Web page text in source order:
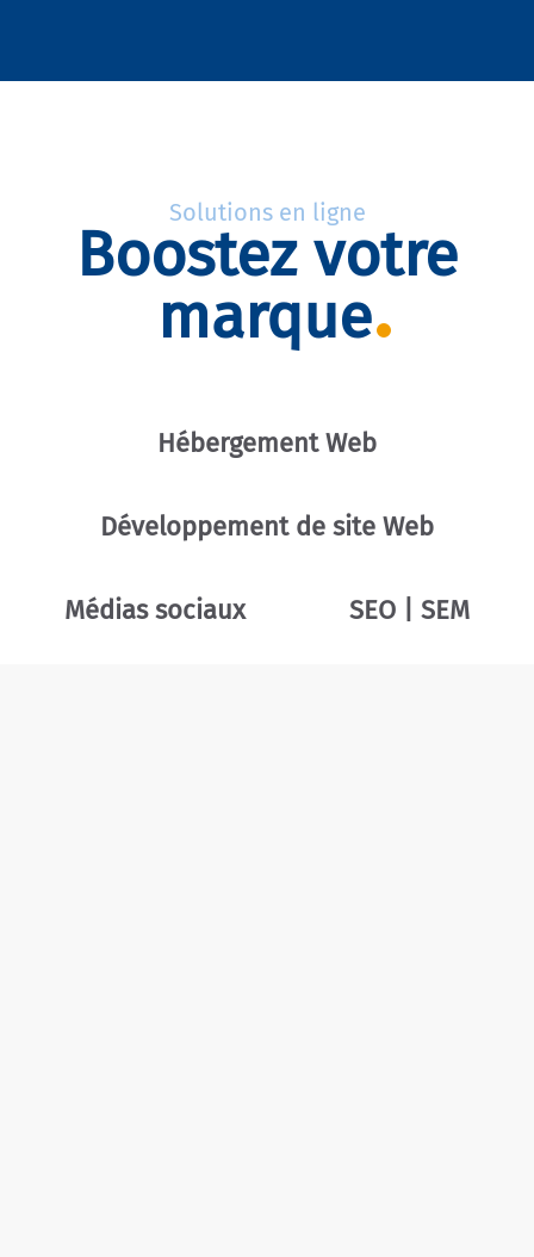
Solutions en ligne
Boostez votre
marque
Hébergement Web
Développement de site Web
Médias sociaux SEO | SEM